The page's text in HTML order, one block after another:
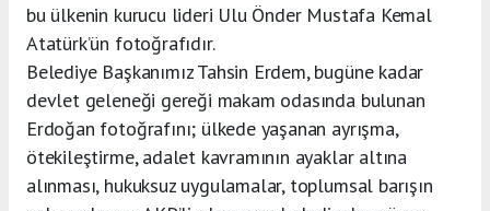
bu ülkenin kurucu lideri Ulu Önder Mustafa Kemal
Atatürk’ün fotoğrafıdır.
Belediye Başkanımız Tahsin Erdem, bugüne kadar
devlet geleneği gereği makam odasında bulunan
Erdoğan fotoğrafını; ülkede yaşanan ayrışma,
ötekileştirme, adalet kavramının ayaklar altına
alınması, hukuksuz uygulamalar, toplumsal barışın